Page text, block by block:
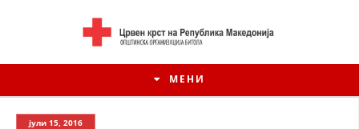
МЕНИ
јули 15, 2016